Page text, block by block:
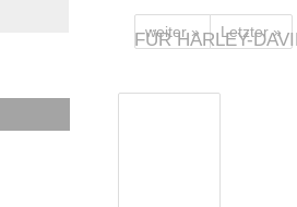
weiter » Letzter »